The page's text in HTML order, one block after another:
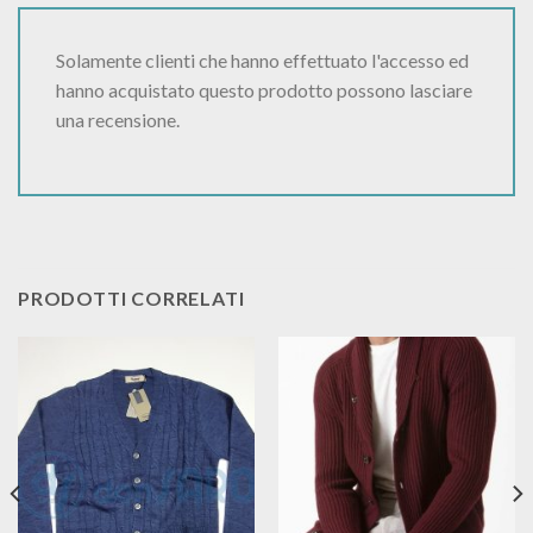
Solamente clienti che hanno effettuato l'accesso ed
hanno acquistato questo prodotto possono lasciare
una recensione.
PRODOTTI CORRELATI